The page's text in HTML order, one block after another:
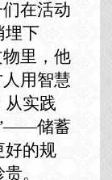
在活动
埋下
里，他
用智慧
从实践
”——储蓄
好的规
。